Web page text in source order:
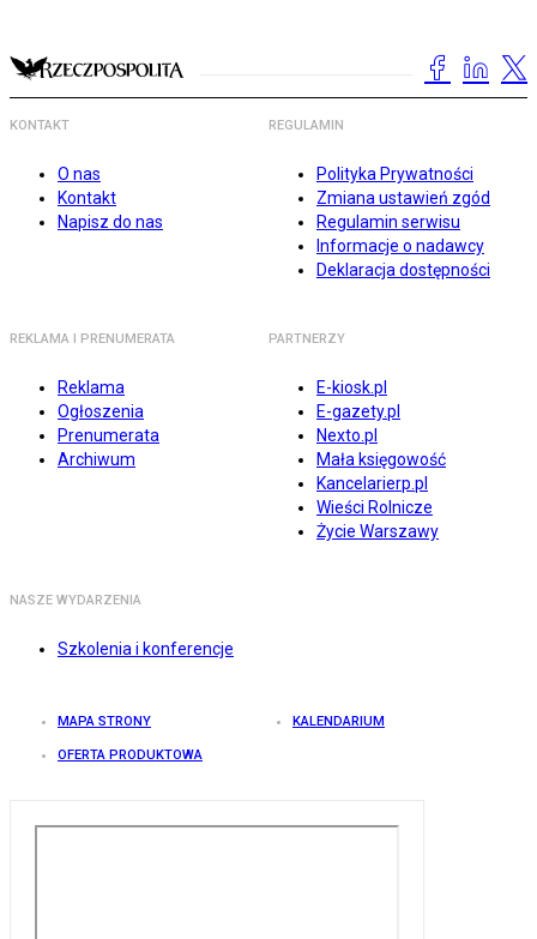
KONTAKT
O nas
Kontakt
Napisz do nas
REGULAMIN
Polityka Prywatności
Zmiana ustawień zgód
Regulamin serwisu
Informacje o nadawcy
Deklaracja dostępności
REKLAMA I PRENUMERATA
Reklama
Ogłoszenia
Prenumerata
Archiwum
PARTNERZY
E-kiosk.pl
E-gazety.pl
Nexto.pl
Mała księgowość
Kancelarierp.pl
Wieści Rolnicze
Życie Warszawy
NASZE WYDARZENIA
Szkolenia i konferencje
MAPA STRONY KALENDARIUM
OFERTA PRODUKTOWA